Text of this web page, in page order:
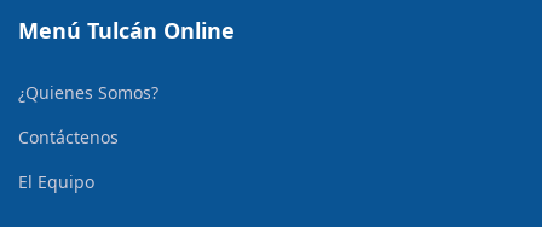
Menú Tulcán Online
¿Quienes Somos?
Contáctenos
El Equipo